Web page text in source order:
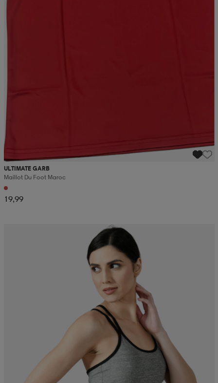
ULTIMATE GARB
Maillot Du Foot Maroc
19,99